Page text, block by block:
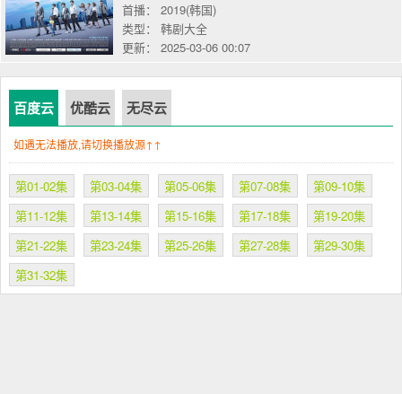
首播： 2019(韩国)
类型： 韩剧大全
更新： 2025-03-06 00:07
百度云 优酷云 无尽云
如遇无法播放,请切换播放源↑↑
第01-02集 第03-04集 第05-06集 第07-08集
第09-10集
第11-12集
第13-14集 第15-16集 第17-18集
第19-20集
第21-22集
第23-24集 第25-26集 第27-28集
第29-30集
第31-32集